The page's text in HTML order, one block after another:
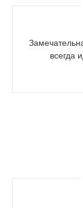
всегда